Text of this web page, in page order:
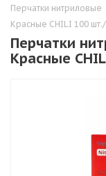
Перчатки нитриловые
Красные CHILI 100 шт./
Перчатки
Красные